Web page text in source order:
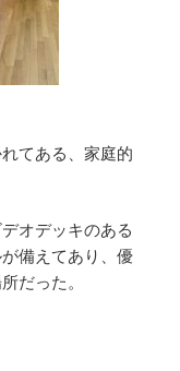
てある、家庭的
オデッキのある
備えてあり、優
だった。